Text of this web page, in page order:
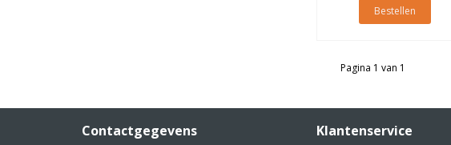
Bestellen
Pagina 1 van 1
Contactgegevens Klantenservice